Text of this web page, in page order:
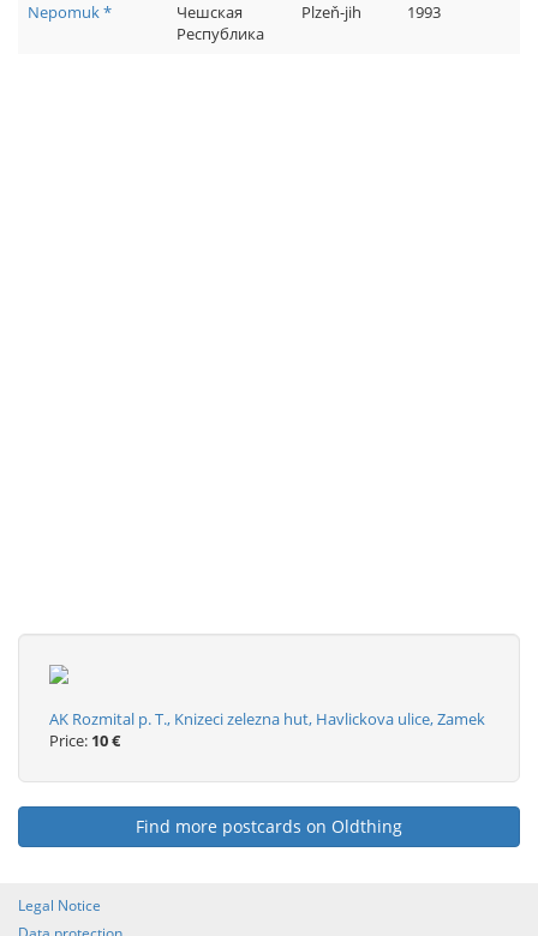
Nepomuk *
Чешская
Республика
Plzeň-jih 1993
AK Rozmital p. T., Knizeci zelezna hut, Havlickova ulice, Zamek
Price: 10 €
Find more postcards on Oldthing
Legal Notice